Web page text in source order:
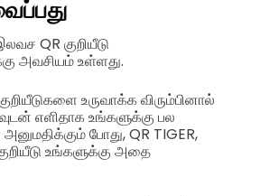
QR குறியீடு
அவசியம் உள்ளது.
உருவாக்க விரும்பினால்
எளிதாக உங்களுக்கு பல
போது, QR TIGER,
உங்களுக்கு அதை